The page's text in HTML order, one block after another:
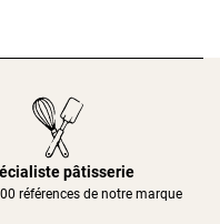
pâtisserie
références de notre marque